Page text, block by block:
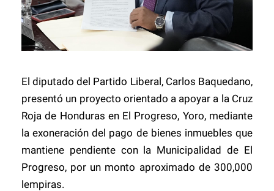
El diputado del Partido Liberal, Carlos Baquedano,
presentó un proyecto orientado a apoyar a la Cruz
Roja de Honduras en El Progreso, Yoro, mediante
la exoneración del pago de bienes inmuebles que
mantiene pendiente con la Municipalidad de El
Progreso, por un monto aproximado de 300,000
lempiras.